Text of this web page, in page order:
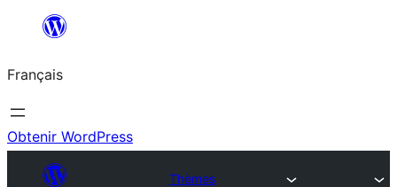
contenu
Français
Obtenir WordPress
Thèmes